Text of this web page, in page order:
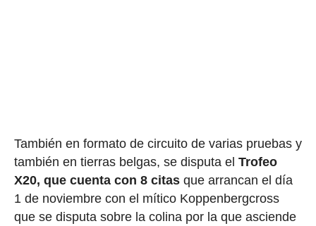
También en formato de circuito de varias pruebas y
también en tierras belgas, se disputa el Trofeo
X20, que cuenta con 8 citasque arrancan el día
1 de noviembre con el mítico Koppenbergcross
que se disputa sobre la colina por la que asciende